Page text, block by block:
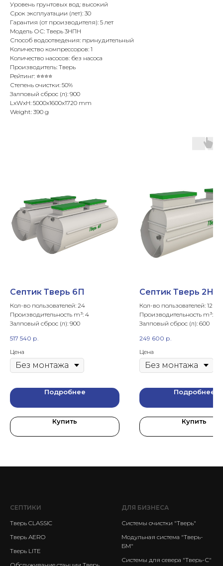
Уровень грунтовых вод: высокий
Срок эксплуатации (лет): 30
Гарантия (от производителя): 5 лет
Модель ОС: Тверь 3НПН
Способ водоотведения: принудительный
Количество компрессоров: 1
Количество насосов: без насоса
Производитель: Тверь
Рейтинг: ⭐⭐⭐⭐
Степень очистки: 50%
Залповый сброс (л): 900
LxWxH: 5000x1600x1720 mm
Weight: 390 g
Септик Тверь 6П
Кол-во пользователей: 24
Производительность m³: 4
Залповый сброс (л): 900
517 540 р.
Цена
Подробнее
Купить
Септик Тверь 2НП
Кол-во пользователей: 12
Производительность m³: 2
Залповый сброс (л): 600
249 600 р.
Цена
Подробнее
Купить
СЕПТИКИ
Тверь CLASSIC
Тверь AERO
Тверь LITE
ДЛЯ БИЗНЕСА
Системы очистки "Тверь"
Модульная система "Тверь-
БМ"
Системы для севера "Тверь-С"